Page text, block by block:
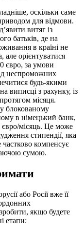
оскільки саме
для відмови.
витяг із
батьків, де на
в країні не
але орієнтуватися
євро, за умови
неспроможних
будь-якими
виписці з рахунку, із
місяця.
блокованому
в німецький банк,
місяць. Це може
стипендії, яка
компенсує
сумою.
або Росії вже її
якщо будете
етапи: